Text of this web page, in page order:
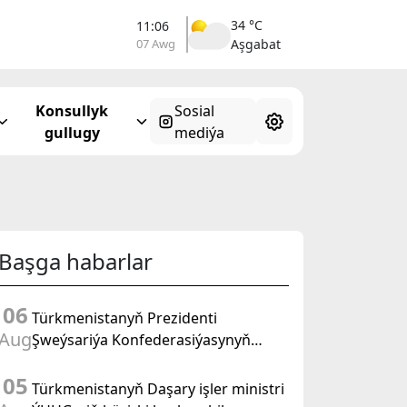
11:06
07 Awg
34 °C
Aşgabat
Konsullyk
gullugy
Sosial
mediýa
Başga habarlar
06 Türkmenistanyň Prezidenti
Şweýsariýa Konfederasiýasynyň
departamentiniň başlygyny kabul
05 Türkmenistanyň Daşary işler ministri